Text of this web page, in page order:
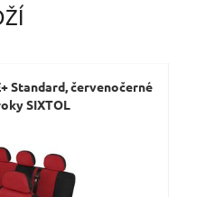
Standard, červenočerné
SIXTOL